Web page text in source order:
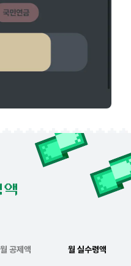
월 공제액 월 실수령액